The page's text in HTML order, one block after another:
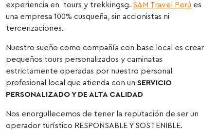
experiencia en tours y trekkingsg. SAM Travel Perú es
una empresa 100% cusqueña, sin accionistas ni
tercerizaciones.
Nuestro sueño como compañía con base local es crear
pequeños tours personalizados y caminatas
estrictamente operadas por nuestro personal
profesional local que atienda con un SERVICIO
PERSONALIZADO Y DE ALTA CALIDAD
Nos enorgullecemos de tener la reputación de ser un
operador turístico RESPONSABLE Y SOSTENIBLE.